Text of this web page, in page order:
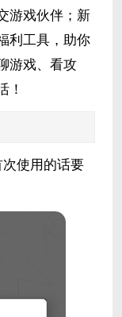
游戏伙伴；新
利工具，助你
游戏、看攻
！
使用的话要